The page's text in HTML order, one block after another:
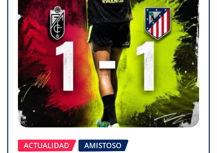
ACTUALIDAD AMISTOSO